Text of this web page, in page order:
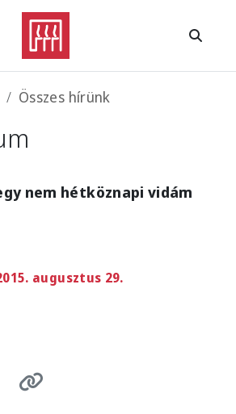
Összes hírünk
nem hétköznapi vidám
augusztus 29.